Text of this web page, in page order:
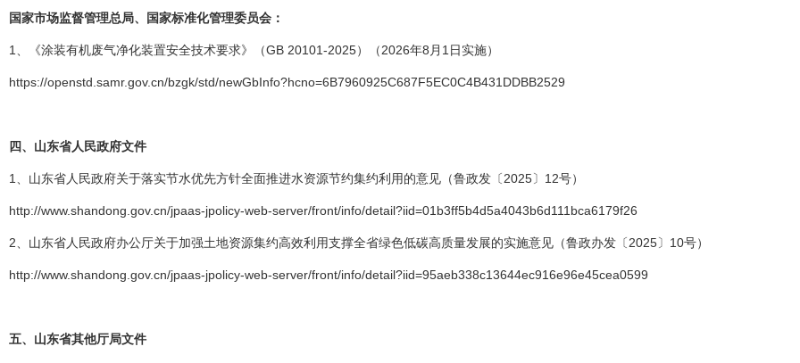
国家市场监督管理总局、国家标准化管理委员会：
1、《涂装有机废气净化装置安全技术要求》（GB 20101-2025）（2026年8月1日实施）
https://openstd.samr.gov.cn/bzgk/std/newGbInfo?hcno=6B7960925C687F5EC0C4B431DDBB2529
四、 山东省人民政府文件
1、山东省人民政府关于落实节水优先方针全面推进水资源节约集约利用的意见（鲁政发〔2025〕12号）
http://www.shandong.gov.cn/jpaas-jpolicy-web-server/front/info/detail?iid=01b3ff5b4d5a4043b6d111bca6179f26
2、山东省人民政府办公厅关于加强土地资源集约高效利用支撑全省绿色低碳高质量发展的实施意见（鲁政办发〔2025〕10号）
http://www.shandong.gov.cn/jpaas-jpolicy-web-server/front/info/detail?iid=95aeb338c13644ec916e96e45cea0599
五、 山东省其他厅局文件